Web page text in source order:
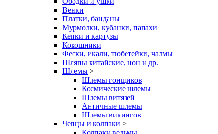
Венки
Платки, банданы
Мурмолки, кубанки, папахи
Кепки и картузы
Кокошники
Фески, икали, тюбетейки, чалмы
Шляпы китайские, нон и др.
Шлемы >
Шлемы гонщиков
Космические шлемы
Шлемы витязей
Античные шлемы
Шлемы викингов
Чепцы и колпаки >
Колпаки ведьмы